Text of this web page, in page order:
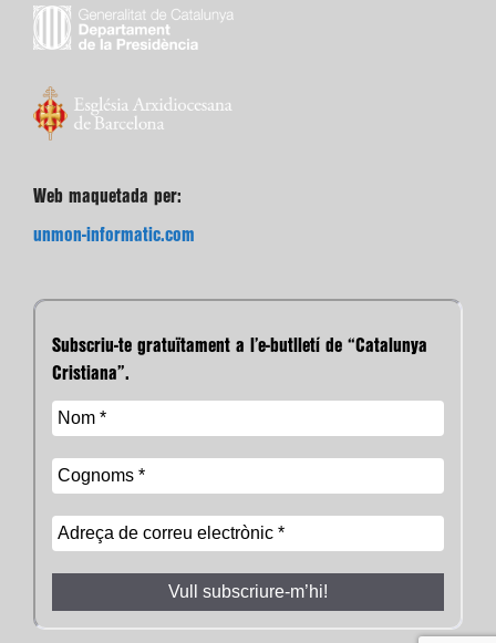
Web maquetada per:
unmon-informatic.com
Subscriu-te gratuïtament a l’e-butlletí de “Catalunya
Cristiana”.